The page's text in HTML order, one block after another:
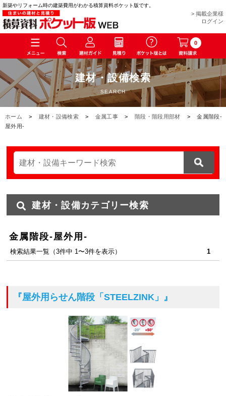
新築やリフォーム時の建築費用がわかる積算資料ポケット版です。
> 掲載企業様
ログイン
0
建材・設備検索
SEARCH
ホーム > 建材・設備検索 > 金属工事 > 階段・階段用部材 >
金属階段-
屋外用-
建材・設備カテゴリー検索
金属階段-屋外用-
検索結果一覧（3件中 1〜3件を表示） 1
『屋外用らせん階段「STEELZINK」』